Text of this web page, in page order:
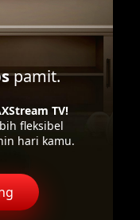
pamit.
TV!
fleksibel
hari kamu.